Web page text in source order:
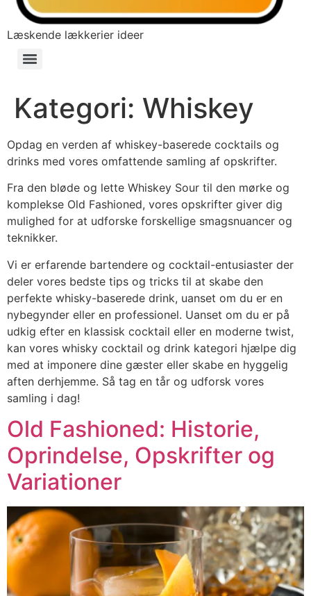
Læskende lækkerier ideer
Kategori: Whiskey
Opdag en verden af whiskey-baserede cocktails og
drinks med vores omfattende samling af opskrifter.
Fra den bløde og lette Whiskey Sour til den mørke og
komplekse Old Fashioned, vores opskrifter giver dig
mulighed for at udforske forskellige smagsnuancer og
teknikker.
Vi er erfarende bartendere og cocktail-entusiaster der
deler vores bedste tips og tricks til at skabe den
perfekte whisky-baserede drink, uanset om du er en
nybegynder eller en professionel. Uanset om du er på
udkig efter en klassisk cocktail eller en moderne twist,
kan vores whisky cocktail og drink kategori hjælpe dig
med at imponere dine gæster eller skabe en hyggelig
aften derhjemme. Så tag en tår og udforsk vores
samling i dag!
Old Fashioned: Historie,
Oprindelse, Opskrifter og
Variationer